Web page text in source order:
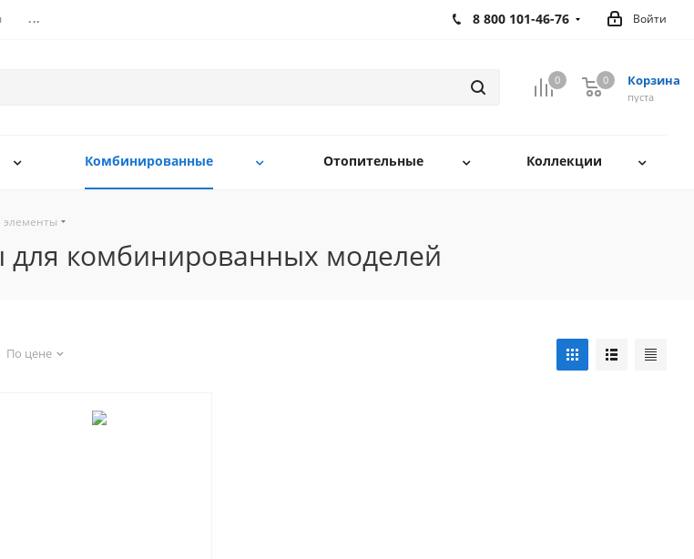
... Войти
8 800 101-46-76
0 Корзина
0
пуста
0
Комбинированные Отопительные Коллекции
элементы
для комбинированных моделей
По цене